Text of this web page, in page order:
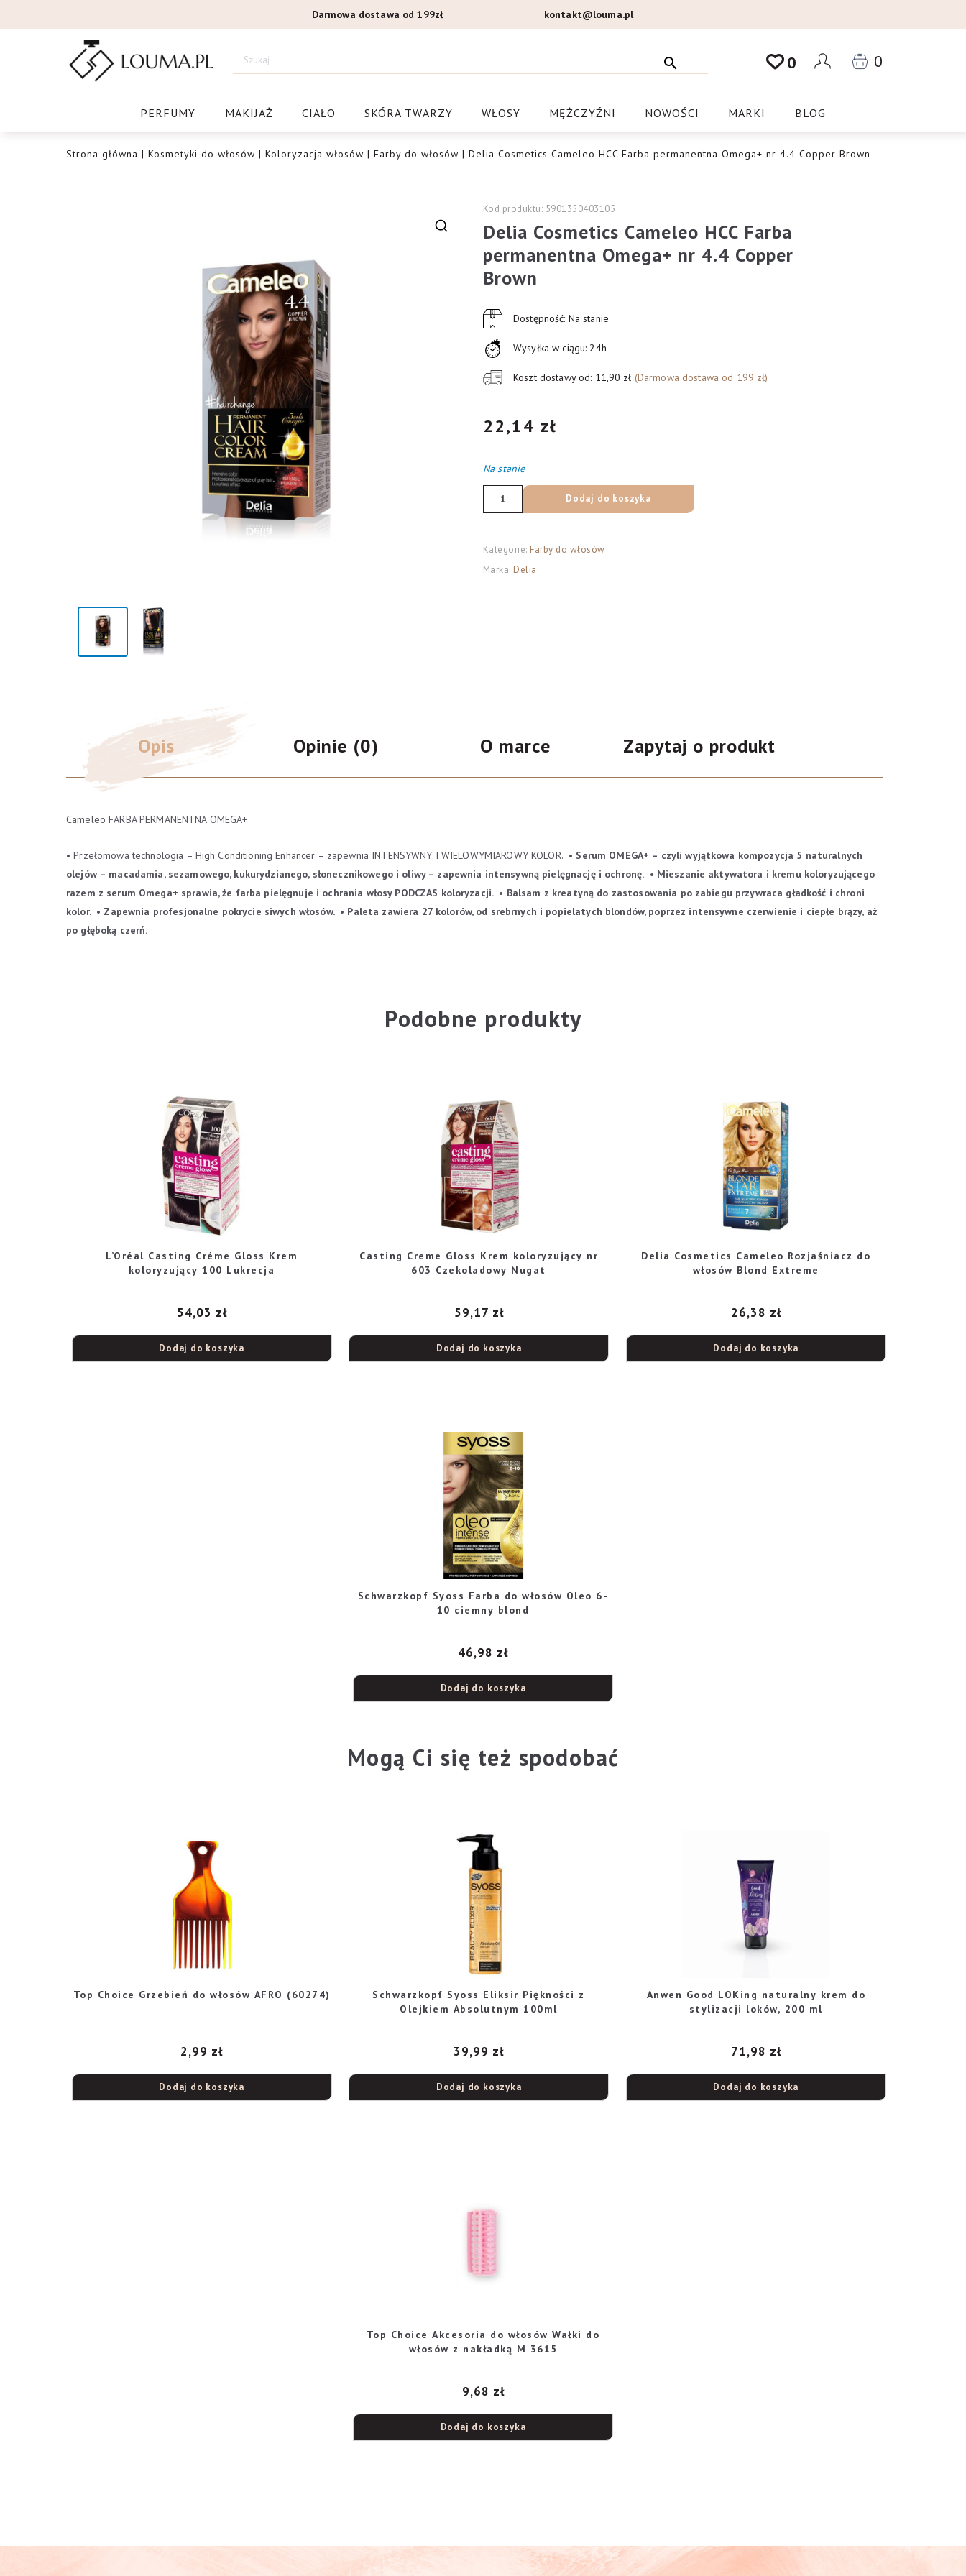
do
Darmowa dostawa od 199zł kontakt@louma.pl
Drogeria Louma.pl 0 0
PERFUMY MAKIJAŻ CIAŁO SKÓRA TWARZY WŁOSY MĘŻCZYŹNI NOWOŚCI MARKI BLOG
Strona główna | Kosmetyki do włosów | Koloryzacja włosów | Farby do włosów | Delia Cosmetics Cameleo HCC Farba permanentna Omega+ nr 4.4 Copper Brown
Kod produktu: 5901350403105
Delia Cosmetics Cameleo HCC Farba
permanentna Omega+ nr 4.4 Copper
Brown
Dostępność: Na stanie
Wysyłka w ciągu: 24h
Koszt dostawy od: 11,90 zł (Darmowa dostawa od 199 zł)
22,14 zł
Na stanie
ilość
Delia
Cameleo
HCC
Dodaj do koszyka
Kategorie: Farby do włosów
Marka: Delia
Opis Opinie (0) O marce Zapytaj o produkt
Cameleo FARBA PERMANENTNA OMEGA+
• Przełomowa technologia – High Conditioning Enhancer – zapewnia INTENSYWNY I WIELOWYMIAROWY KOLOR. • Serum OMEGA+ – czyli wyjątkowa kompozycja 5 naturalnych
olejów – macadamia, sezamowego, kukurydzianego, słonecznikowego i oliwy – zapewnia intensywną pielęgnację i ochronę. • Mieszanie aktywatora i kremu koloryzującego
razem z serum Omega+ sprawia, że farba pielęgnuje i ochrania włosy PODCZAS koloryzacji. • Balsam z kreatyną do zastosowania po zabiegu przywraca gładkość i chroni
kolor. • Zapewnia profesjonalne pokrycie siwych włosów. • Paleta zawiera 27 kolorów, od srebrnych i popielatych blondów, poprzez intensywne czerwienie i ciepłe brązy, aż
po głęboką czerń.
Podobne produkty
L’Oréal Casting Créme Gloss Krem
koloryzujący 100 Lukrecja
54,03 zł
Dodaj do koszyka
Casting Creme Gloss Krem koloryzujący nr
603 Czekoladowy Nugat
59,17 zł
Dodaj do koszyka
Delia Cosmetics Cameleo Rozjaśniacz do
włosów Blond Extreme
26,38 zł
Dodaj do koszyka
Schwarzkopf Syoss Farba do włosów Oleo 6-
10 ciemny blond
46,98 zł
Dodaj do koszyka
Mogą Ci się też spodobać
Top Choice Grzebień do włosów AFRO (60274)
2,99 zł
Dodaj do koszyka
Schwarzkopf Syoss Eliksir Piękności z
Olejkiem Absolutnym 100ml
39,99 zł
Dodaj do koszyka
Anwen Good LOKing naturalny krem do
stylizacji loków, 200 ml
71,98 zł
Dodaj do koszyka
Top Choice Akcesoria do włosów Wałki do
włosów z nakładką M 3615
9,68 zł
Dodaj do koszyka